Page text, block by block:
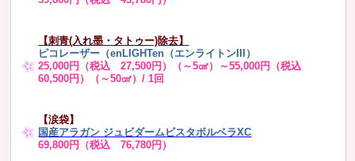
【刺青(入れ墨・タトゥー)除去】
ピコレーザー（enLIGHTen（エンライトンIII）
25,000円（税込 27,500円）（～5㎠）～55,000円（税込
60,500円）（～50㎠）/ 1回
【涙袋】
国産アラガン ジュビダームビスタボルベラXC
69,800円（税込 76,780円）